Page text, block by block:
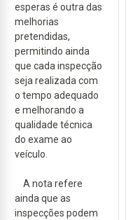
esperas é outra das
melhorias
pretendidas,
permitindo ainda
que cada inspecção
seja realizada com
o tempo adequado
e melhorando a
qualidade técnica
do exame ao
veículo.
A nota refere
ainda que as
inspecções podem